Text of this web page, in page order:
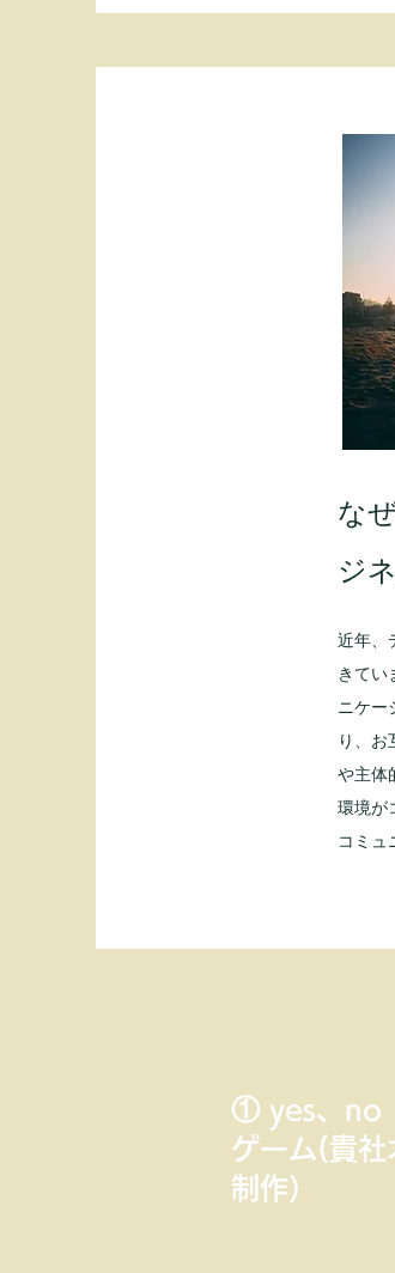
な
ジ
近年、
きてい
ニケー
り、お
や主体
環境が
コミュ
① yes、no
ゲーム(貴社
制作）